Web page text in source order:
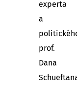
experta
a
prof.
Dana